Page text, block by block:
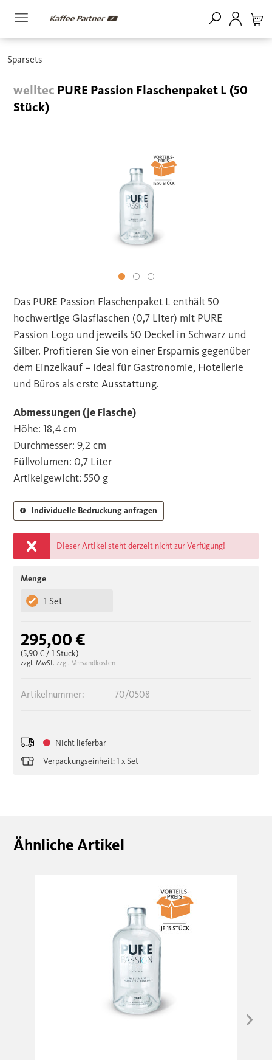
Sparsets
welltec PURE Passion Flaschenpaket L (50
Stück)
Das PURE Passion Flaschenpaket L enthält 50
hochwertige Glasflaschen (0,7 Liter) mit PURE
Passion Logo und jeweils 50 Deckel in Schwarz und
Silber. Profitieren Sie von einer Ersparnis gegenüber
dem Einzelkauf – ideal für Gastronomie, Hotellerie
und Büros als erste Ausstattung.
Abmessungen (je Flasche)
Höhe: 18,4 cm
Durchmesser: 9,2 cm
Füllvolumen: 0,7 Liter
Artikelgewicht: 550 g
Individuelle Bedruckung anfragen
Dieser Artikel steht derzeit nicht zur Verfügung!
Menge
1 Set
295,00 €
(5,90 €/ 1 Stück)
zzgl. MwSt. zzgl. Versandkosten
Nicht lieferbar
Verpackungseinheit: 1 x Set
Artikelnummer: 70/0508
Ähnliche Artikel